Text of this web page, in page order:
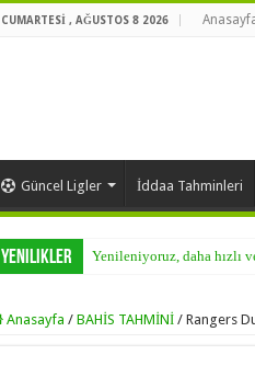
CUMARTESI , AĞUSTOS 8 2026
Güncel Ligler İddaa Tahminleri
Yenilikler Yenileniyoruz, daha hızlı
Anasayfa / BAHİS TAHMİNİ / Rangers